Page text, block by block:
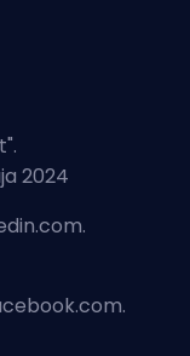
".
2024